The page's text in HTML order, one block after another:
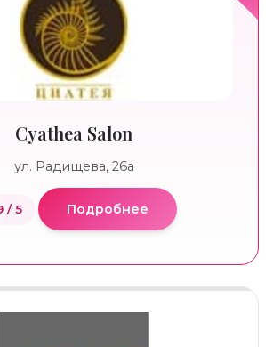
Cyathea Salon
ул. Радищева, 26а
/ 5 Подробнее